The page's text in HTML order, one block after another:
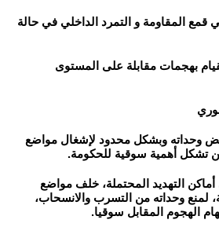
قمع المقاومة و التمرد الداخلي في حالة
بهجمات مقابلة على المستوى
وحداته وبشكل محدود لإشغال مواضع
تشكل أهمية سوقية للحكومة.
أماكن التهديد المحتملة، خلف مواضع
لمنع وحداته من التسرب والانسحاب،
الهجوم المقابل سوقيا.